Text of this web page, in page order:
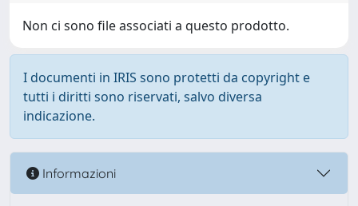
Non ci sono file associati a questo prodotto.
I documenti in IRIS sono protetti da copyright e
tutti i diritti sono riservati, salvo diversa
indicazione.
Informazioni